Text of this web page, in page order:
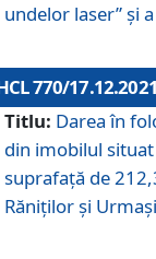
undelor laser” și
770/17.12.2021
Titlu: Darea în
din imobilul
suprafaţă de
Răniţilor şi